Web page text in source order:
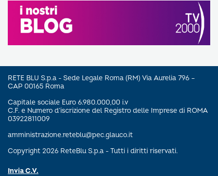
RETE BLU S.p.a - Sede Legale Roma (RM) Via Aurelia 796 –
CAP 00165 Roma
Capitale sociale Euro 6.980.000,00 i.v
C.F. e Numero d’iscrizione del Registro delle Imprese di ROMA
03922811009
amministrazione.reteblu@pec.glauco.it
Copyright 2026 ReteBlu S.p.a - Tutti i diritti riservati.
Invia C.V.